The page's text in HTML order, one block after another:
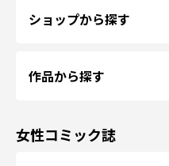
ショップから探す
作品から探す
女性コミック誌